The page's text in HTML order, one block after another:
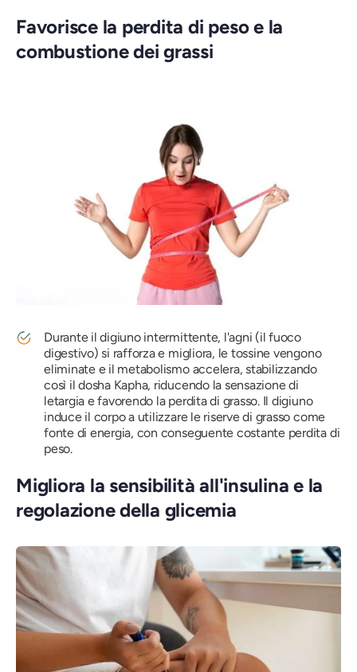
Favorisce la perdita di peso e la
combustione dei grassi
Durante il digiuno intermittente, l'agni (il fuoco
digestivo) si rafforza e migliora, le tossine vengono
eliminate e il metabolismo accelera, stabilizzando
così il dosha Kapha, riducendo la sensazione di
letargia e favorendo la perdita di grasso. Il digiuno
induce il corpo a utilizzare le riserve di grasso come
fonte di energia, con conseguente costante perdita di
peso.
Migliora la sensibilità all'insulina e la
regolazione della glicemia